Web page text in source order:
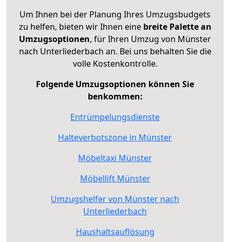
Um Ihnen bei der Planung Ihres Umzugsbudgets
zu helfen, bieten wir Ihnen eine breite Palette an
Umzugsoptionen, für Ihren Umzug von Münster
nach Unterliederbach an. Bei uns behalten Sie die
volle Kostenkontrolle.
Folgende Umzugsoptionen können Sie
benkommen:
Entrümpelungsdienste
Halteverbotszone in Münster
Möbeltaxi Münster
Möbellift Münster
Umzugshelfer von Münster nach
Unterliederbach
Haushaltsauflösung